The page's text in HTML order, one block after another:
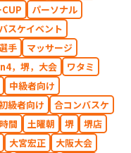
パーソナル
スケイベント
手
マッサージ
，堺，大会
ワタミ
中級者向け
級者向け
合コンバスケ
間 土曜朝 堺
堺店
大宮宏正
大阪大会